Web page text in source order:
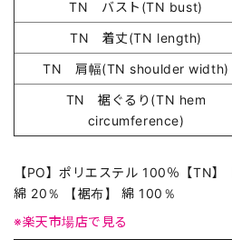
TN バスト(TN bust)
TN 着丈(TN length)
TN 肩幅(TN shoulder width)
TN 裾ぐるり(TN hem
circumference)
【PO】ポリエステル 100％【TN
綿 20％ 【裾布】 綿 100％
※楽天市場店で見る